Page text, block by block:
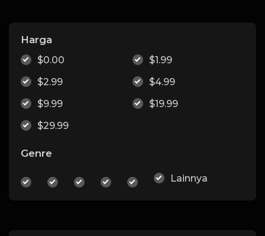
Harga
$0.00
$1.99
$2.99
$4.99
$9.99
$19.99
$29.99
Genre
Lainnya